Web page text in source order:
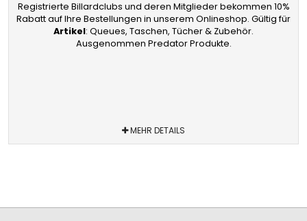
Registrierte Billardclubs und deren Mitglieder bekommen 10%
Rabatt auf Ihre Bestellungen in unserem Onlineshop. Gültig für
Artikel: Queues, Taschen, Tücher & Zubehör.
Ausgenommen Predator Produkte.
MEHR DETAILS